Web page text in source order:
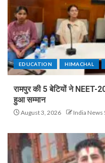
EDUCATION HIMACHAL
रामपुर की 5 बेटियों ने NEET-
हुआ सम्मान
August 3, 2026 India News